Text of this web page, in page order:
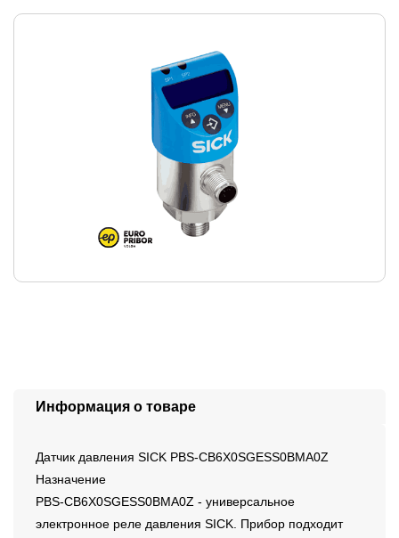
Информация о товаре
Датчик давления SICK PBS-CB6X0SGESS0BMA0Z
Назначение
PBS-CB6X0SGESS0BMA0Z - универсальное
электронное реле давления SICK. Прибор подходит